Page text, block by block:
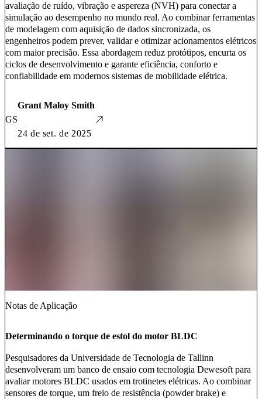
avaliação de ruído, vibração e aspereza (NVH) para conectar a
simulação ao desempenho no mundo real. Ao combinar ferramentas
de modelagem com aquisição de dados sincronizada, os
engenheiros podem prever, validar e otimizar acionamentos elétricos
com maior precisão. Essa abordagem reduz protótipos, encurta os
ciclos de desenvolvimento e garante eficiência, conforto e
confiabilidade em modernos sistemas de mobilidade elétrica.
GS
Grant Maloy Smith
24 de set. de 2025
Notas de Aplicação
Determinando o torque de estol do motor BLDC
Pesquisadores da Universidade de Tecnologia de Tallinn
desenvolveram um banco de ensaio com tecnologia Dewesoft para
avaliar motores BLDC usados em trotinetes elétricas. Ao combinar
sensores de torque, um freio de resistência (powder brake) e